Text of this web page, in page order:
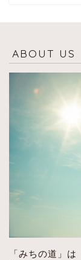
ABOUT US
「みちの道」は